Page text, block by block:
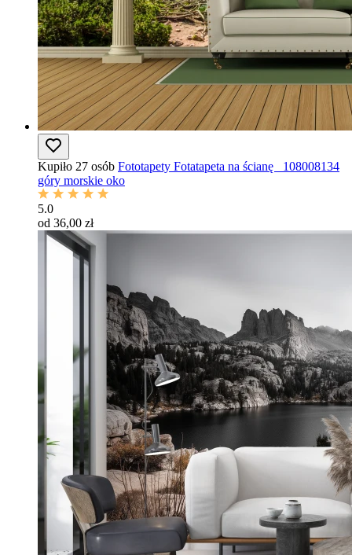
Kupiło 27 osób Fototapety Fotatapeta na ścianę _108008134
góry morskie oko
5.0
od 36,00 zł